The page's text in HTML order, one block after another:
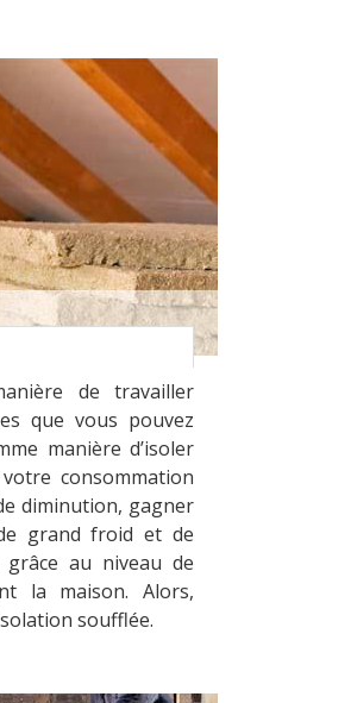
de travailler
que vous pouvez
manière d’isoler
consommation
diminution, gagner
grand froid et de
au niveau de
la maison. Alors,
soufflée.